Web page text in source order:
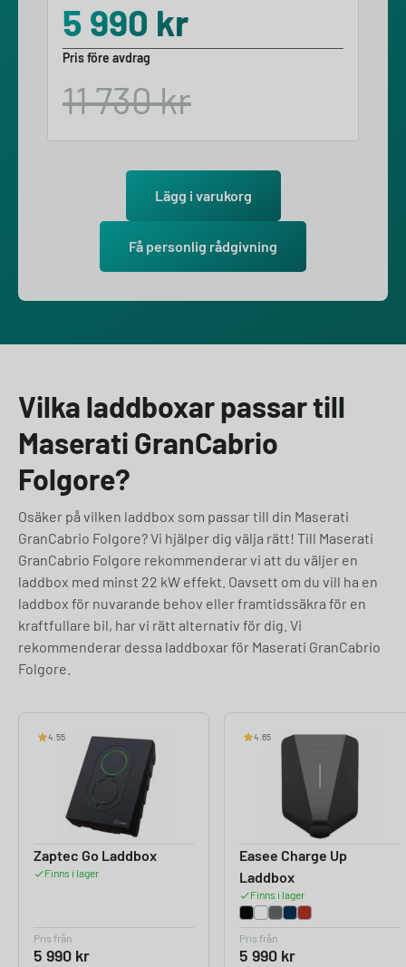
5 990 kr
Pris före avdrag
11 730kr
Lägg i varukorg
Få personlig rådgivning
Vilka laddboxar passar till
Maserati GranCabrio
Folgore?
Osäker på vilken laddbox som passar till din Maserati
GranCabrio Folgore? Vi hjälper dig välja rätt! Till Maserati
GranCabrio Folgore rekommenderar vi att du väljer en
laddbox med minst 22 kW effekt. Oavsett om du vill ha en
laddbox för nuvarande behov eller framtidssäkra för en
kraftfullare bil, har vi rätt alternativ för dig. Vi
rekommenderar dessa laddboxar för Maserati GranCabrio
Folgore.
4.55
Zaptec Go Laddbox
Finns i lager
Pris från
5 990 kr
4.65
Easee Charge Up
Laddbox
Finns i lager
Pris från
5 990 kr